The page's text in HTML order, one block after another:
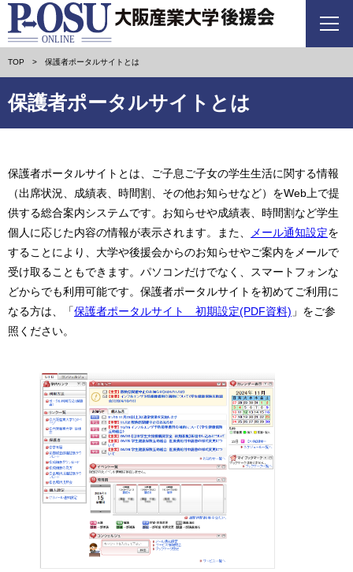
TOP 保護者ポータルサイトとは
保護者ポータルサイトとは
保護者ポータルサイトとは、ご子息ご子女の学生生活に関する情報
（出席状況、成績表、時間割、その他お知らせなど）をWeb上で提
供する総合案内システムです。お知らせや成績表、時間割など学生
個人に応じた内容の情報が表示されます。また、
メール通知設定を
することにより、大学や後援会からのお知らせやご案内をメールで
受け取ることもできます。パソコンだけでなく、スマートフォンな
どからでも利用可能です。保護者ポータルサイトを初めてご利用に
なる方は、「保護者ポータルサイト 初期設定(PDF資料) 」をご参
照ください。